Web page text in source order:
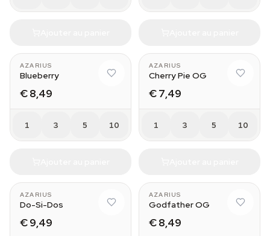
AZARIUS
Blueberry
€ 8,49
1 3 5 10
AZARIUS
Cherry Pie OG
€ 7,49
1 3 5 10
AZARIUS
Do-Si-Dos
€ 9,49
AZARIUS
Godfather OG
€ 8,49